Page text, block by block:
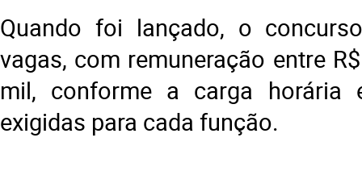
Quando foi lançado, o
vagas, com remuneração entre
mil, conforme a carga horária
exigidas para cada função.